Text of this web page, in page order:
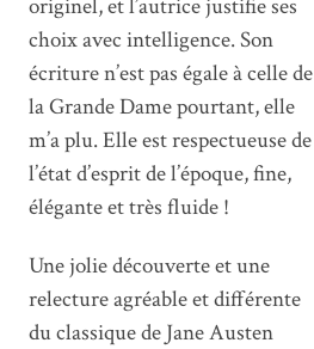
originel, et l’autrice justifie ses
choix avec intelligence. Son
écriture n’est pas égale à celle de
la Grande Dame pourtant, elle
m’a plu. Elle est respectueuse de
l’état d’esprit de l’époque, fine,
élégante et très fluide !
Une jolie découverte et une
relecture agréable et différente
du classique de Jane Austen